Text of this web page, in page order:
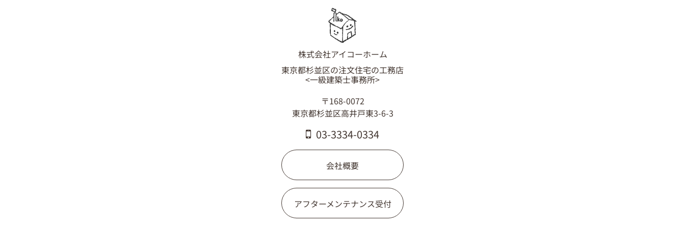
株式会社アイコーホーム
東京都杉並区の注文住宅の工務店
<一級建築士事務所>
〒168-0072
東京都杉並区高井戸東3-6-3
03-3334-0334
会社概要
アフターメンテナンス受付